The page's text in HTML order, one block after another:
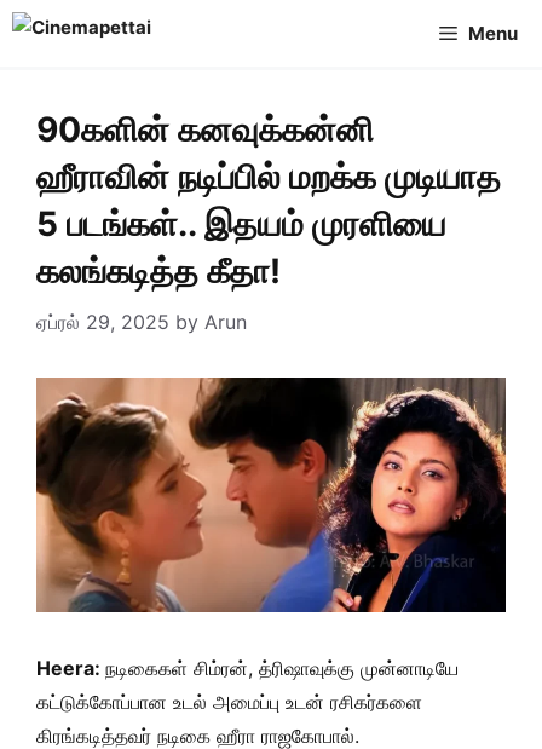
Skip
Menu
90களின் கனவுக்கன்னி
ஹீராவின் நடிப்பில் மறக்க முடியாத
5 படங்கள்.. இதயம் முரளியை
கலங்கடித்த கீதா!
ஏப்ரல் 29, 2025 by Arun
Heera: நடிகைகள் சிம்ரன், த்ரிஷாவுக்கு முன்னாடியே
கட்டுக்கோப்பான உடல் அமைப்பு உடன் ரசிகர்களை
கிரங்கடித்தவர் நடிகை ஹீரா ராஜகோபால்.